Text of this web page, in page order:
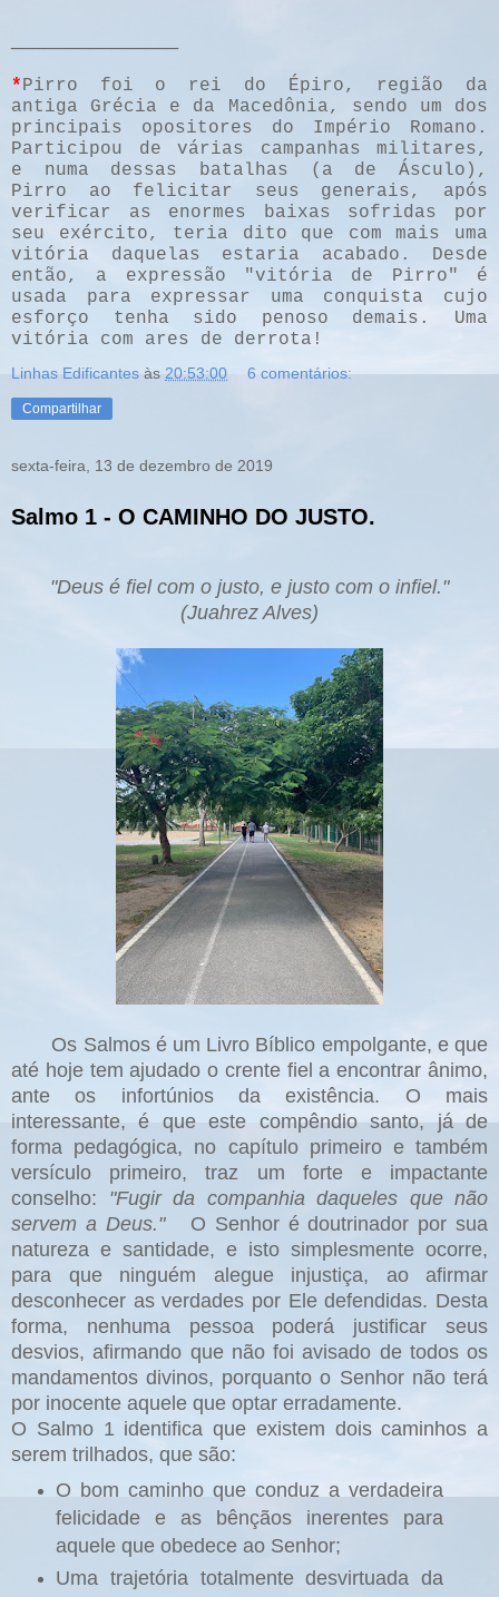
*Pirro foi o rei do Épiro, região da
antiga Grécia e da Macedônia, sendo um dos
principais opositores do Império Romano.
Participou de várias campanhas militares,
e numa dessas batalhas (a de Ásculo),
Pirro ao felicitar seus generais, após
verificar as enormes baixas sofridas por
seu exército, teria dito que com mais uma
vitória daquelas estaria acabado. Desde
então, a expressão "vitória de Pirro" é
usada para expressar uma conquista cujo
esforço tenha sido penoso demais. Uma
vitória com ares de derrota!
Linhas Edificantes às 20:53:00 6 comentários:
Compartilhar
sexta-feira, 13 de dezembro de 2019
Salmo 1 - O CAMINHO DO JUSTO.
"Deus é fiel com o justo, e justo com o infiel."
(Juahrez Alves)
Os Salmos é um Livro Bíblico empolgante, e que
até hoje tem ajudado o crente fiel a encontrar ânimo,
ante os infortúnios da existência. O mais
interessante, é que este compêndio santo, já de
forma pedagógica, no capítulo primeiro e também
versículo primeiro, traz um forte e impactante
conselho: "Fugir da companhia daqueles que não
servem a Deus." O Senhor é doutrinador por sua
natureza e santidade, e isto simplesmente ocorre,
para que ninguém alegue injustiça, ao afirmar
desconhecer as verdades por Ele defendidas. Desta
forma, nenhuma pessoa poderá justificar seus
desvios, afirmando que não foi avisado de todos os
mandamentos divinos, porquanto o Senhor não terá
por inocente aquele que optar erradamente.
O Salmo 1 identifica que existem dois caminhos a
serem trilhados, que são:
O bom caminho que conduz a verdadeira
felicidade e as bênçãos inerentes para
aquele que obedece ao Senhor;
Uma trajetória totalmente desvirtuada da